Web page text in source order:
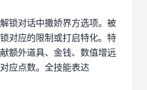
锁对话中撒娇界方选项。 被
对应的限制或打启特化。 特
额外道具、金钱、数值增远
应点数。 全技能表达